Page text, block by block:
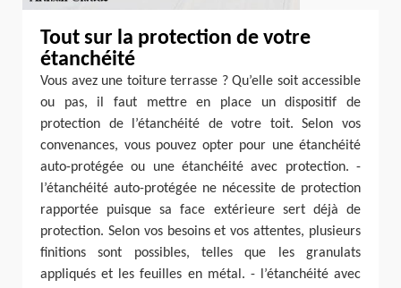
Tout sur la protection de votre
étanchéité
Vous avez une toiture terrasse ? Qu’elle soit accessible
ou pas, il faut mettre en place un dispositif de
protection de l’étanchéité de votre toit. Selon vos
convenances, vous pouvez opter pour une étanchéité
auto-protégée ou une étanchéité avec protection. -
l’étanchéité auto-protégée ne nécessite de protection
rapportée puisque sa face extérieure sert déjà de
protection. Selon vos besoins et vos attentes, plusieurs
finitions sont possibles, telles que les granulats
appliqués et les feuilles en métal. - l’étanchéité avec